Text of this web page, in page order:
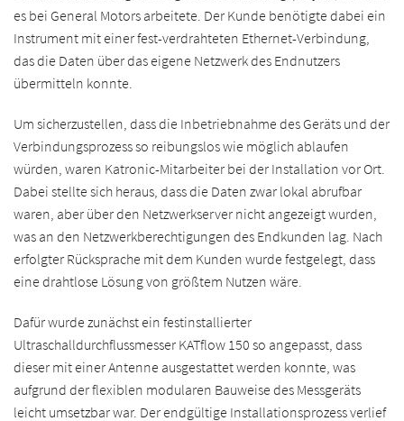
es bei General Motors arbeitete. Der Kunde benötigte dabei ein
Instrument mit einer fest-verdrahteten Ethernet-Verbindung,
das die Daten über das eigene Netzwerk des Endnutzers
übermitteln konnte.
Um sicherzustellen, dass die Inbetriebnahme des Geräts und der
Verbindungsprozess so reibungslos wie möglich ablaufen
würden, waren Katronic-Mitarbeiter bei der Installation vor Ort.
Dabei stellte sich heraus, dass die Daten zwar lokal abrufbar
waren, aber über den Netzwerkserver nicht angezeigt wurden,
was an den Netzwerkberechtigungen des Endkunden lag. Nach
erfolgter Rücksprache mit dem Kunden wurde festgelegt, dass
eine drahtlose Lösung von größtem Nutzen wäre.
Dafür wurde zunächst ein festinstallierter
Ultraschalldurchflussmesser KATflow 150 so angepasst, dass
dieser mit einer Antenne ausgestattet werden konnte, was
aufgrund der flexiblen modularen Bauweise des Messgeräts
leicht umsetzbar war. Der endgültige Installationsprozess verlief